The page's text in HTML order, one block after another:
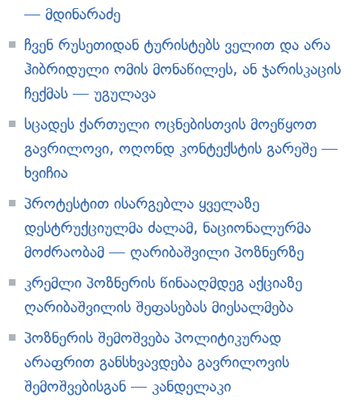
— მდინარაძე
ჩვენ რუსეთიდან ტურისტებს ველით და არა
ჰიბრიდული ომის მონაწილეს, ან ჯარისკაცის
ჩექმას — უგულავა
სცადეს ქართული ოცნებისთვის მოეწყოთ
გავრილოვი, ოღონდ კონტექსტის გარეშე —
ხვიჩია
პროტესტით ისარგებლა ყველაზე
დესტრუქციულმა ძალამ, ნაციონალურმა
მოძრაობამ — ღარიბაშვილი პოზნერზე
კრემლი პოზნერის წინააღმდეგ აქციაზე
ღარიბაშვილის შეფასებას მიესალმება
პოზნერის შემოშვება პოლიტიკურად
არაფრით განსხვავდება გავრილოვის
შემოშვებისგან — კანდელაკი